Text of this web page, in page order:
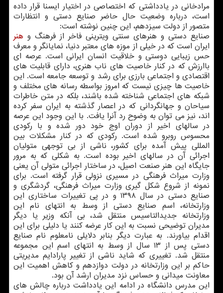
مرادخانی در یادداشتی که اختصاصی در اختیار ایسنا قرار داده
است، درباره وضعیت حال حاضر صنایع دستی و انتظارات
متصور از دولت سیزدهم، این چنین نوشته است:
صنایع دستی و هنرهای سنتی ویترینی فاخر از فرهنگ و هنر
ایران است که در خیلی از موزه های معتبر دنیا، نمایانگر و معرف
حس زیبایی دوستی و خلاقیت انسان ایرانی است. عرصه ای
باارزش که در کنار خاصیت های ناب هنری، دارای قابلیت های
اقتصادی و اجتماعی بارزی برای رشد و توسعه جامعه است. این
خاصیت ها چیزی نیست که امروز بواسطه رسانه های مختلف و
شبکه های اجتماعی شناخته شده باشند، بلکه در متن خاطرات
سیاحان و جهانگردانی که در اعصار گذشته به ایران سفر کرده
اند، نیز می توان به وضوح رد آنرا یافت. با این وجود این عرصه
در سالهای اخیر از دوران اوج خود دور شده و با رکودی
محسوس روبرو شده است. رکودی که در کنار مشکلات بین
المللی پیش آمده برای کشور، ناشی از بی توجهی متولیان
اجرائی آن در سالهای اخیر بوده است. به شکلی که به مرور
جایگاه این هنر صنعت اصیل، در ساختار اجرائی متولی آن یعنی
وزارت میراث فرهنگی در مسیری نزولی قرار گرفته است. برای
نمونه از شروع شکل گیری وزارت میراث فرهنگی، گردشگری و
صنایع دستی در سال ۱۳۹۸ و در پی تغییرات ساختاری این
وزارتخانه، اسم صنایع دستی از وسط به انتهای نام این
وزارتخانه جدیدالتاسیس منتقل شد، بی آنکه وزیر یا دیگر
مدیران توضیحی نسبت به این کار عرضه کنند یا دلیلی برای این
اقدام بیاورند. به عبارت دیگر بنابر دلایلی نامعلوم نام صنایع
دستی پس از ۱۳ سال از وسط به انتهای اسم این مجموعه
منتقل شد. تغییری که شاید ناشی از تغییر پارادایم مدیریتی
حاکم بر این وزارتخانه در دولت دوازدهم و کاهش اهمیت این
معاونت میدانی و حساس نزد مدیران ارشد آن بود.
این مدرس دانشگاه در ادامه این یادداشت درباره چالش های